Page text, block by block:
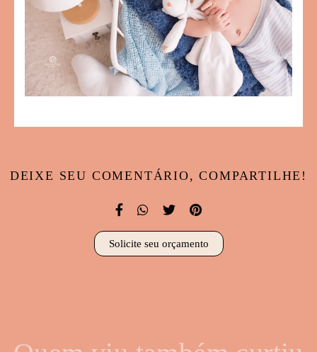
DEIXE SEU COMENTÁRIO, COMPARTILHE!
Solicite seu orçamento